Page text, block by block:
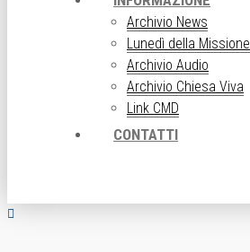
Archivio News
Lunedì della Missione
Archivio Audio
Archivio Chiesa Viva
Link CMD
CONTATTI